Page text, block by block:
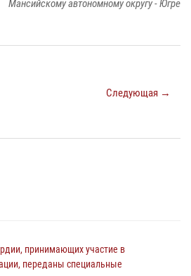
Мансийскому автономному округу - Югре
Следующая →
принимающих участие в
переданы специальные